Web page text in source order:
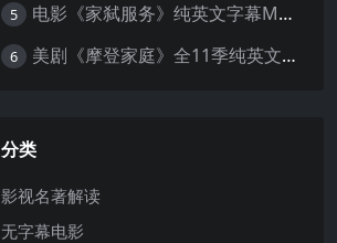
5 电影《家弑服务》纯英文字幕MP4下载
6 美剧《摩登家庭》全11季纯英文字幕高清MP4下载
分类
影视名著解读
无字幕电影